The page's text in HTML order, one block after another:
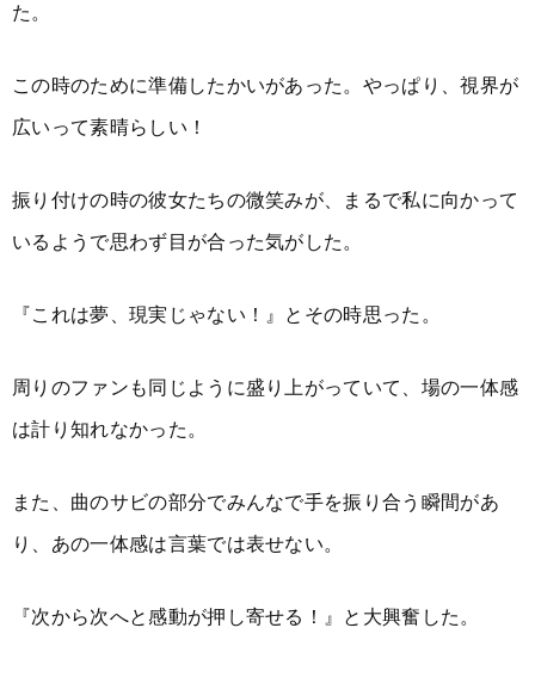
た。
この時のために準備したかいがあった。やっぱり、視界が
広いって素晴らしい！
振り付けの時の彼女たちの微笑みが、まるで私に向かって
いるようで思わず目が合った気がした。
『これは夢、現実じゃない！』とその時思った。
周りのファンも同じように盛り上がっていて、場の一体感
は計り知れなかった。
また、曲のサビの部分でみんなで手を振り合う瞬間があ
り、あの一体感は言葉では表せない。
『次から次へと感動が押し寄せる！』と大興奮した。